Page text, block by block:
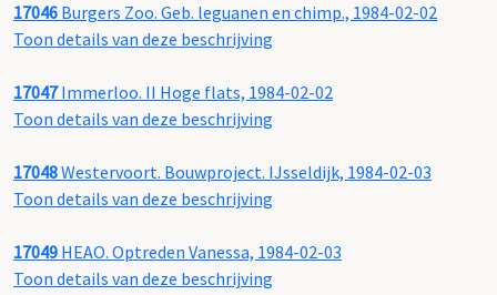
17046 Burgers Zoo. Geb. leguanen en chimp., 1984-02-02
Toon details van deze beschrijving
17047Immerloo. II Hoge flats, 1984-02-02
Toon details van deze beschrijving
17048Westervoort. Bouwproject. IJsseldijk, 1984-02-03
Toon details van deze beschrijving
17049 HEAO. Optreden Vanessa, 1984-02-03
Toon details van deze beschrijving